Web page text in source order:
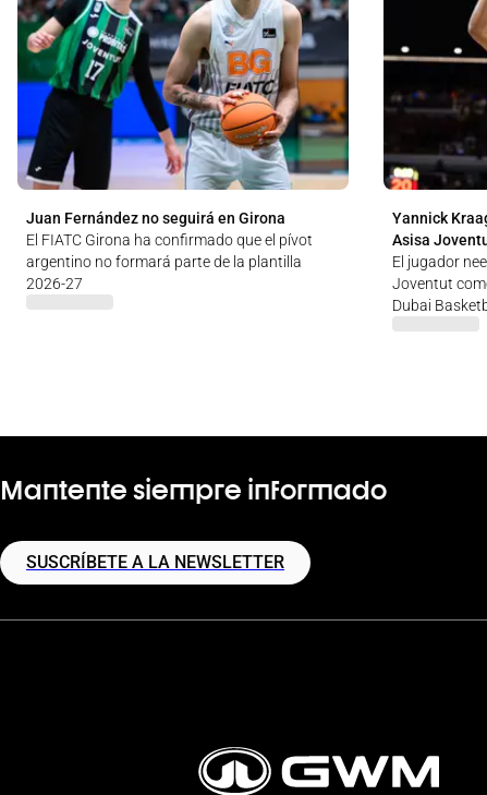
Juan Fernández no seguirá en Girona
El FIATC Girona ha confirmado que el pívot
argentino no formará parte de la plantilla
2026-27
Yannick
Asisa
El jugador
Joventut
Dubai
Mantente siempre informado
SUSCRÍBETE A LA NEWSLETTER